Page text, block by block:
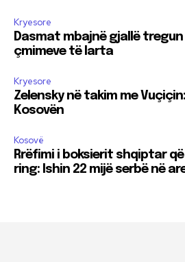
Kryesore
Dasmat mbajnë gjallë
çmimeve të larta
Kryesore
Zelensky në takim me
Kosovën
Kosovë
Rrëfimi i boksierit shqiptar
ring: Ishin 22 mijë serbë në